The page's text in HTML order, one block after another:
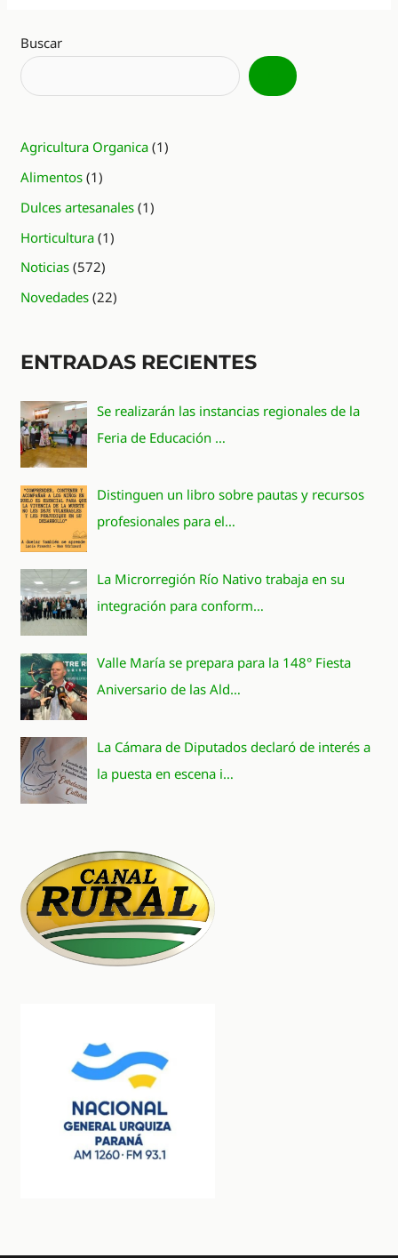
Buscar
Agricultura Organica (1)
Alimentos (1)
Dulces artesanales (1)
Horticultura (1)
Noticias (572)
Novedades (22)
ENTRADAS RECIENTES
Se realizarán las instancias regionales de la
Feria de Educación …
Distinguen un libro sobre pautas y recursos
profesionales para el…
La Microrregión Río Nativo trabaja en su
integración para conform…
Valle María se prepara para la 148° Fiesta
Aniversario de las Ald…
La Cámara de Diputados declaró de interés a
la puesta en escena i…